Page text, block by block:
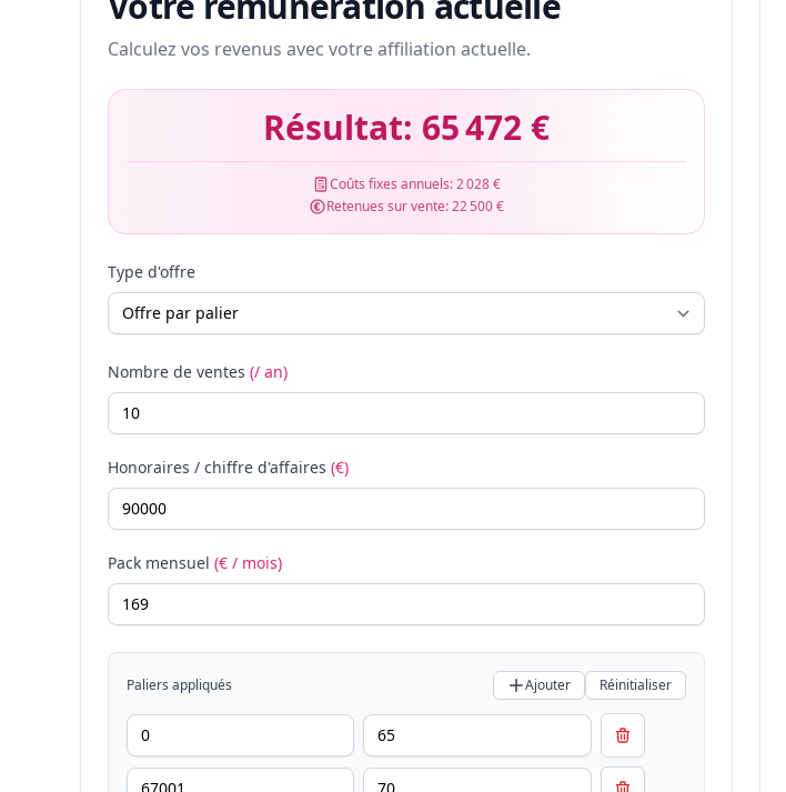
Calculez vos revenus avec votre affiliation actuelle.
Résultat: 65 472 €
Coûts fixes annuels:2 028 €
Retenues sur vente:22 500 €
Type d'offre
Nombre de ventes (/ an)
Honoraires / chiffre d'affaires (€)
Pack mensuel (€ / mois)
Paliers appliqués Ajouter Réinitialiser